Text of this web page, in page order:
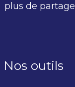
plus de partage
Nos outils